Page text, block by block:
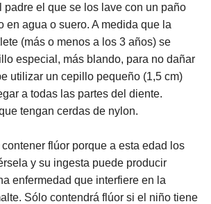
padre el que se los lave con un paño
en agua o suero. A medida que la
(más o menos a los 3 años) se
especial, más blando, para no dañar
utilizar un cepillo pequeño (1,5 cm)
a todas las partes del diente.
tengan cerdas de nylon.
flúor porque a esta edad los
y su ingesta puede producir
enfermedad que interfiere en la
Sólo contendrá flúor si el niño tiene